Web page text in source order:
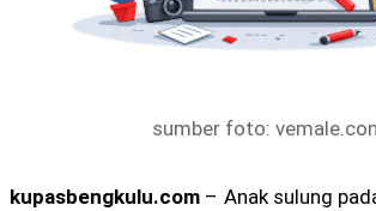
sumber foto:
kupasbengkulu.com – Anak sulung